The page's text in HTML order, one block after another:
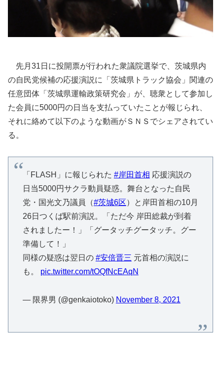
先月31日に投開票が行われた衆議院選挙で、茨城県内
の自民党候補の応援演説に「茨城県トラック協会」関連の
任意団体「茨城県運輸政策研究会」が、聴衆として参加し
た会員に5000円の日当を支払っていたことが報じられ、
それに絡めて以下のような動画がＳＮＳでシェアされてい
る。
「FLASH」に報じられた #岸田首相 応援演説の
日当5000円サクラ動員疑惑。舞台となった自民
党・国光文乃議員（#茨城6区）と岸田首相の10月
26日つくば駅前演説。「ただ今 岸田総裁が到着
されましたー！」「グータッチグータッチ。グー
準備して！」
同様の疑惑は翌日の #安倍晋三 元首相の演説に
も。 pic.twitter.com/tOQfNcEAqN
— 限界男 (@genkaiotoko) November 8, 2021